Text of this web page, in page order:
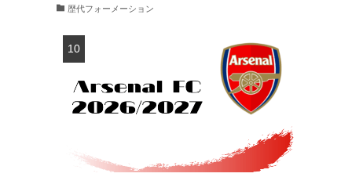
歴代フォーメーション